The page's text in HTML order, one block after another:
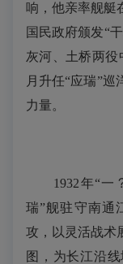
响，他亲率舰艇
国民政府颁发“
灰河、土桥两役
月升任“应瑞”
力量。
1932年“一
瑞”舰驻守南通
攻，以灵活战术
图，为长江沿